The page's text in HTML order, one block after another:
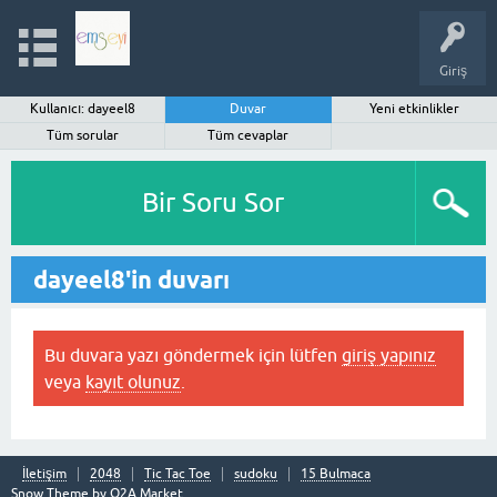
Giriş
Kullanıcı: dayeel8 Duvar
Yeni etkinlikler
Tüm sorular
Tüm cevaplar
Bir Soru Sor
dayeel8'in duvarı
Bu duvara yazı göndermek için lütfen giriş yapınız
veya kayıt olunuz
İletişim 2048 Tic Tac Toe sudoku
15 Bulmaca
Snow Theme by Q2A Market